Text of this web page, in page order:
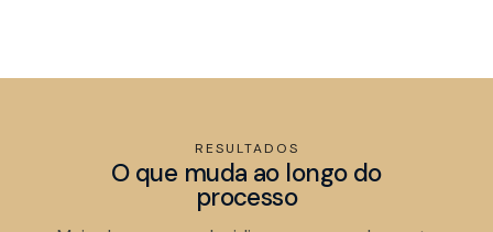
RESULTADOS
O que muda ao longo do
processo